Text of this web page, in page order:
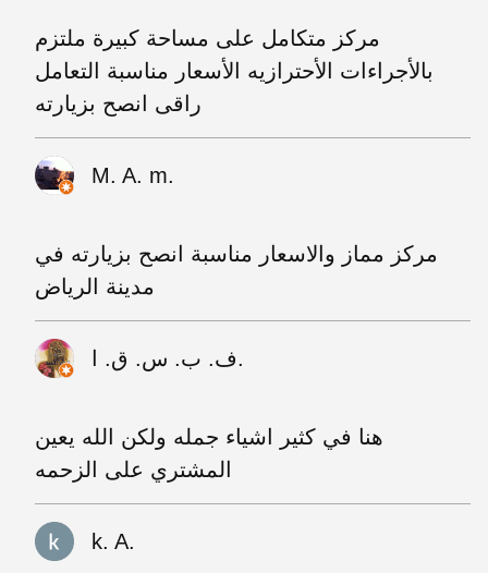
مركز متكامل على مساحة كبيرة ملتزم
بالأجراءات الأحترازيه الأسعار مناسبة التعامل
راقى انصح بزيارته
M. A. m.
مركز مماز والاسعار مناسبة انصح بزيارته في
مدينة الرياض
ف. ب. س. ق. ا.
هنا في كثير اشياء جمله ولكن الله يعين
المشتري على الزحمه
k. A.